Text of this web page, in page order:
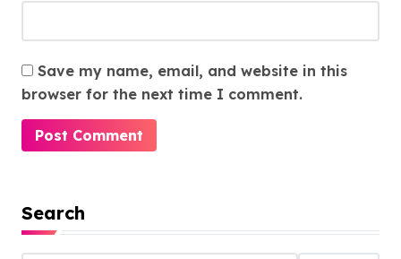
Save my name, email, and website in this
browser for the next time I comment.
Search